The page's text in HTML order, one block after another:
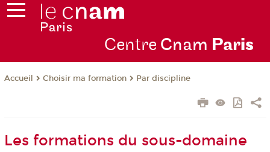
Centre Cnam Paris
Accueil Choisir ma formation Par discipline
Les formations du sous-domaine